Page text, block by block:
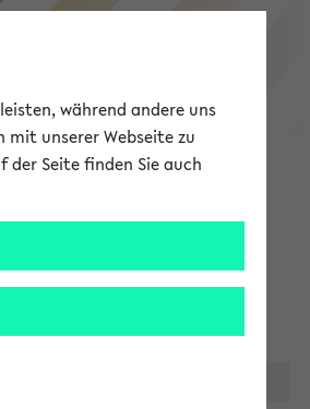
eKVV
während andere uns
mit unserer Webseite zu
Seite finden Sie auch